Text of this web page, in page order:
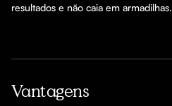
resultados e não caia em armadilhas.
Vantagens